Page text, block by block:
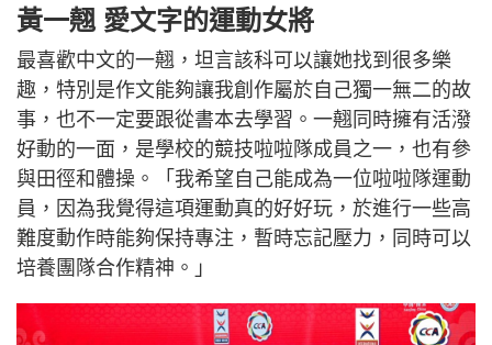
黃一翹 愛文字的運動女將
最喜歡中文的一翹，坦言該科可以讓她找到很多樂
趣，特別是作文能夠讓我創作屬於自己獨一無二的故
事，也不一定要跟從書本去學習。一翹同時擁有活潑
好動的一面，是學校的競技啦啦隊成員之一，也有參
與田徑和體操。「我希望自己能成為一位啦啦隊運動
員，因為我覺得這項運動真的好好玩，於進行一些高
難度動作時能夠保持專注，暫時忘記壓力，同時可以
培養團隊合作精神。」